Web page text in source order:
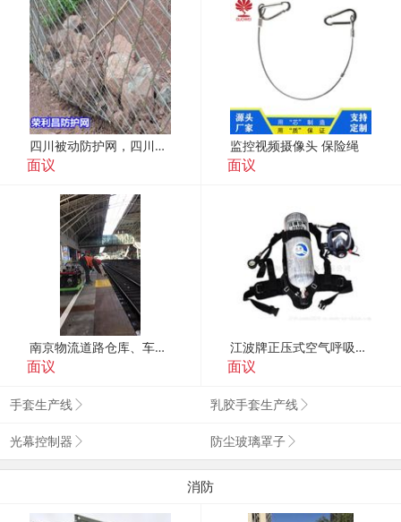
四川被动防护网，四川边坡防护网厂家，四川山体防护网
面议
监控视频摄像头 保险绳
面议
南京物流道路仓库、车间划线详细要求和标准
面议
江波牌正压式空气呼吸器RHZKF6.8/30型
面议
手套生产线 乳胶手套生产线
光幕控制器 防尘玻璃罩子
消防